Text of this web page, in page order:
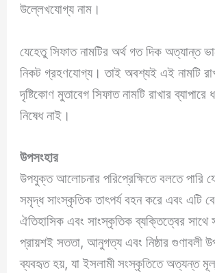
উল্লেখযোগ্য নাম।
যেহেতু সিফাত নামটির অর্থ গত দিক অত্যান্ত
নিকট গ্রহণযোগ্য। তাই অবশ্যই এই নামটি
দৃষ্টিকোণ মুতাবেগ সিফাত নামটি রাখার ব্যাপারে
নিষেধ নাই।
উপসংহার
উপযুক্ত আলোচনার পরিপ্রেক্ষিতে বলতে পারি
সমৃদ্ধ সাংস্কৃতিক তাৎপর্য বহন করে এবং এটি
ঐতিহাসিক এবং সাংস্কৃতিক ব্যক্তিত্বের সাথে
প্রায়শই সততা, আনুগত্য এবং নিষ্ঠার গুণাবলী
ব্যবহৃত হয়, যা ইসলামী সংস্কৃতিতে অত্যন্ত